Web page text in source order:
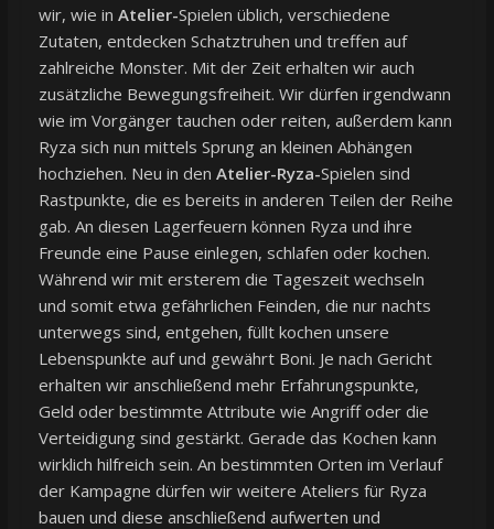
wir, wie in Atelier-Spielen üblich, verschiedene
Zutaten, entdecken Schatztruhen und treffen auf
zahlreiche Monster. Mit der Zeit erhalten wir auch
zusätzliche Bewegungsfreiheit. Wir dürfen irgendwann
wie im Vorgänger tauchen oder reiten, außerdem kann
Ryza sich nun mittels Sprung an kleinen Abhängen
hochziehen. Neu in den Atelier-Ryza-Spielen sind
Rastpunkte, die es bereits in anderen Teilen der Reihe
gab. An diesen Lagerfeuern können Ryza und ihre
Freunde eine Pause einlegen, schlafen oder kochen.
Während wir mit ersterem die Tageszeit wechseln
und somit etwa gefährlichen Feinden, die nur nachts
unterwegs sind, entgehen, füllt kochen unsere
Lebenspunkte auf und gewährt Boni. Je nach Gericht
erhalten wir anschließend mehr Erfahrungspunkte,
Geld oder bestimmte Attribute wie Angriff oder die
Verteidigung sind gestärkt. Gerade das Kochen kann
wirklich hilfreich sein. An bestimmten Orten im Verlauf
der Kampagne dürfen wir weitere Ateliers für Ryza
bauen und diese anschließend aufwerten und